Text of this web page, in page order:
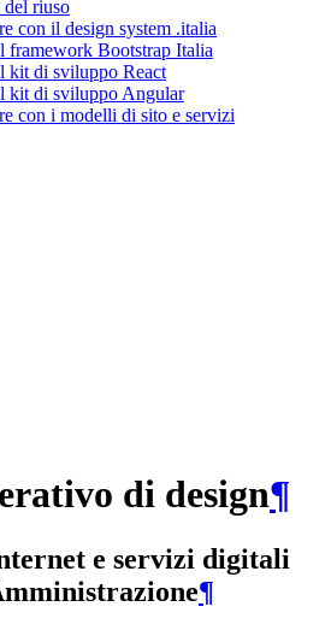
del riuso
con il design system .italia
framework Bootstrap Italia
kit di sviluppo React
kit di sviluppo Angular
con i modelli di sito e servizi
di design¶
e servizi digitali
¶